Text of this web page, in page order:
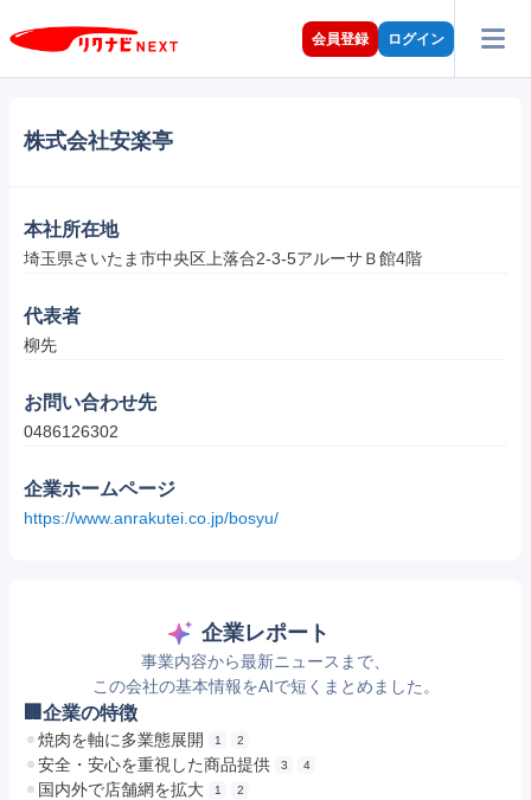
会員登録 ログイン
株式会社安楽亭
本社所在地
埼玉県さいたま市中央区上落合2-3-5アルーサＢ館4階
代表者
柳先
お問い合わせ先
0486126302
企業ホームページ
https://www.anrakutei.co.jp/bosyu/
企業レポート
事業内容から最新ニュースまで、
この会社の基本情報をAIで短くまとめました。
🏢企業の特徴
焼肉を軸に多業態展開 1 2
安全・安心を重視した商品提供 3 4
国内外で店舗網を拡大 1 2